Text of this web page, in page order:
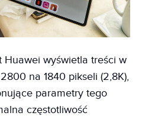
Huawei wyświetla treści w
na 1840 pikseli (2,8K),
parametry tego
częstotliwość